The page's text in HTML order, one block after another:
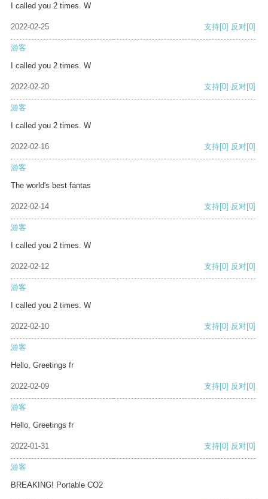
I called you 2 times. W
2022-02-25 支持[0] 反对[0]
游客
I called you 2 times. W
2022-02-20 支持[0] 反对[0]
游客
I called you 2 times. W
2022-02-16 支持[0] 反对[0]
游客
The world's best fantas
2022-02-14 支持[0] 反对[0]
游客
I called you 2 times. W
2022-02-12 支持[0] 反对[0]
游客
I called you 2 times. W
2022-02-10 支持[0] 反对[0]
游客
Hello, Greetings fr
2022-02-09 支持[0] 反对[0]
游客
Hello, Greetings fr
2022-01-31 支持[0] 反对[0]
游客
BREAKING! Portable CO2